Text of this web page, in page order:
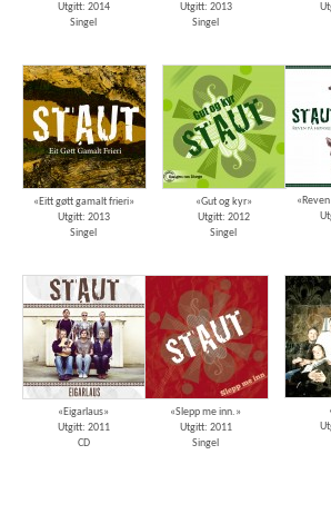
Utgitt: 2014
Singel
Utgitt: 2013
Singel
«Eitt gøtt gamalt frieri»
Utgitt: 2013
Singel
«Gut og kyr»
Utgitt: 2012
Singel
«Eigarlaus»
Utgitt: 2011
CD
«Slepp me inn.»
Utgitt: 2011
Singel